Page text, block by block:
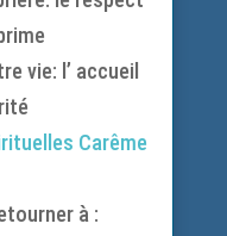
vie: l’ accueil
Carême
à :